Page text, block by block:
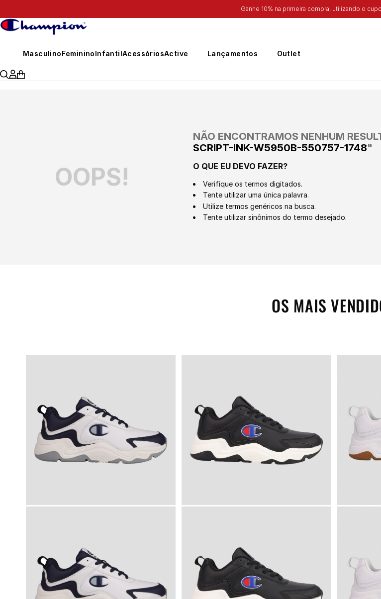
Ganhe 10% na primeira compra, utilizando o
MasculinoFemininoInfantilAcessóriosActive Lançamentos Outlet
OOPS!
NÃO ENCONTRAMOS NENHUM
SCRIPT-INK-W5950B-550757-1748"
O QUE EU DEVO FAZER?
Verifique os termos digitados.
Tente utilizar uma única palavra.
Utilize termos genéricos na busca.
Tente utilizar sinônimos do termo desejado.
OS MAIS